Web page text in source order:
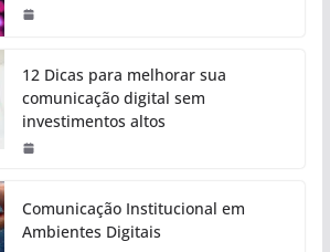
12 Dicas para melhorar sua
comunicação digital sem
investimentos altos
Comunicação Institucional em
Ambientes Digitais